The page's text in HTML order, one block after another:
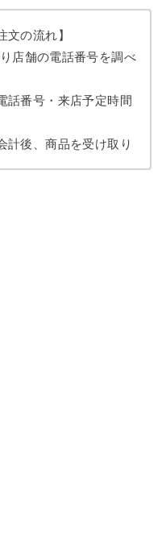
文の流れ】
店舗の電話番号を調べ
話番号・来店予定時間
後、商品を受け取り